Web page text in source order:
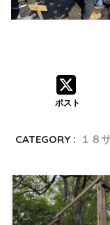
ポスト
CATEGORY : １８